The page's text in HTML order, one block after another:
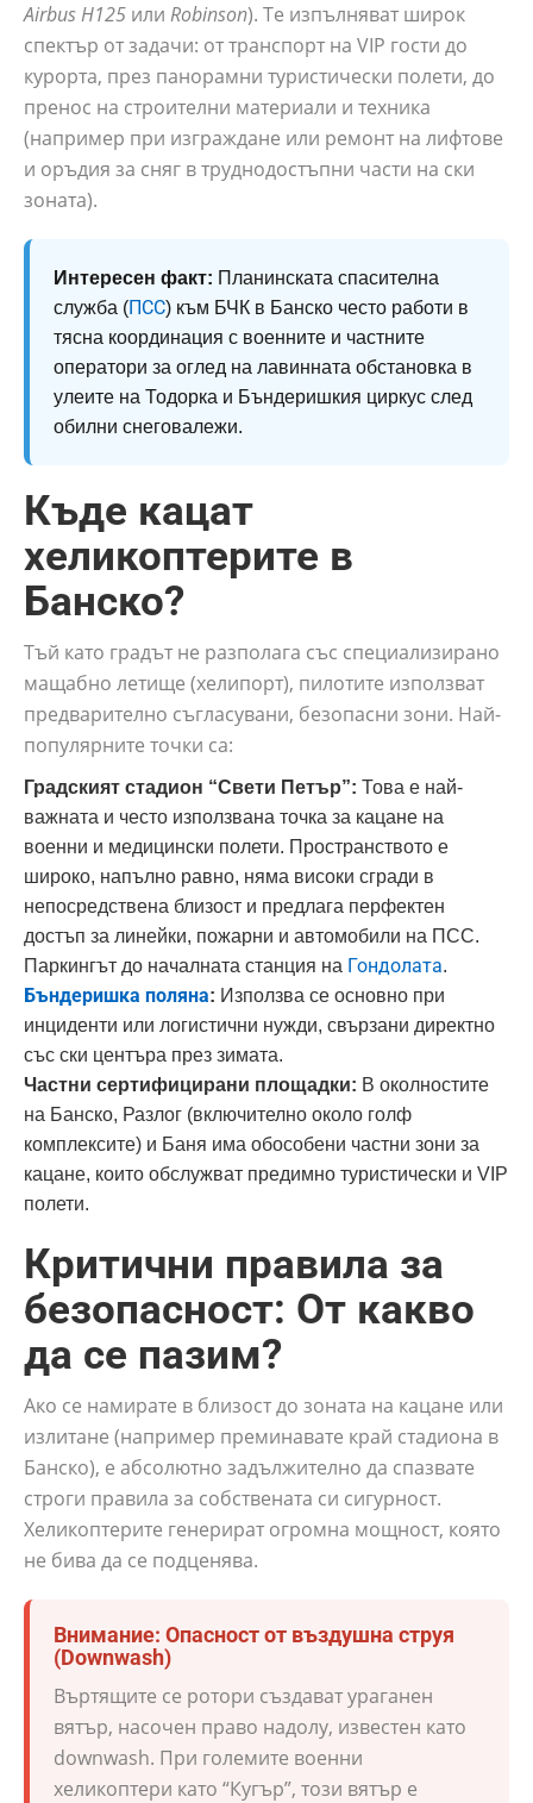
Airbus H125 или Robinson). Те изпълняват широк
спектър от задачи: от транспорт на VIP гости до
курорта, през панорамни туристически полети, до
пренос на строителни материали и техника
(например при изграждане или ремонт на лифтове
и оръдия за сняг в труднодостъпни части на ски
зоната).
Интересен факт: Планинската спасителна
служба (ПСС) към БЧК в Банско често работи в
тясна координация с военните и частните
оператори за оглед на лавинната обстановка в
улеите на Тодорка и Бъндеришкия циркус след
обилни снеговалежи.
Къде кацат
хеликоптерите в
Банско?
Тъй като градът не разполага със специализирано
мащабно летище (хелипорт), пилотите използват
предварително съгласувани, безопасни зони. Най-
популярните точки са:
Градският стадион “Свети Петър”: Това е най-
важната и често използвана точка за кацане на
военни и медицински полети. Пространството е
широко, напълно равно, няма високи сгради в
непосредствена близост и предлага перфектен
достъп за линейки, пожарни и автомобили на ПСС.
Паркингът до началната станция на Гондолата.
Бъндеришка поляна: Използва се основно при
инциденти или логистични нужди, свързани директно
със ски центъра през зимата.
Частни сертифицирани площадки: В околностите
на Банско, Разлог (включително около голф
комплексите) и Баня има обособени частни зони за
кацане, които обслужват предимно туристически и VIP
полети.
Критични правила за
безопасност: От какво
да се пазим?
Ако се намирате в близост до зоната на кацане или
излитане (например преминавате край стадиона в
Банско), е абсолютно задължително да спазвате
строги правила за собствената си сигурност.
Хеликоптерите генерират огромна мощност, която
не бива да се подценява.
Внимание: Опасност от въздушна струя
(Downwash)
Въртящите се ротори създават ураганен
вятър, насочен право надолу, известен като
downwash. При големите военни
хеликоптери като “Кугър”, този вятър е